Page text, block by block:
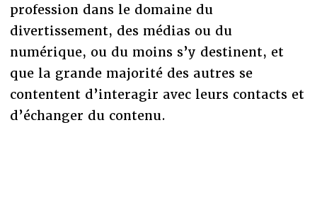
profession dans le domaine du
divertissement, des médias ou du
numérique, ou du moins s’y destinent, et
que la grande majorité des autres se
contentent d’interagir avec leurs contacts et
d’échanger du contenu.